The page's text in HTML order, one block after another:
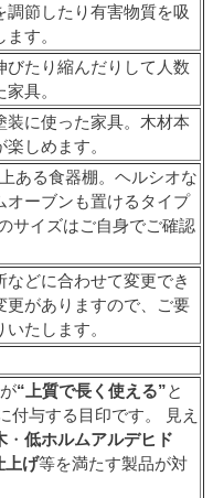
節したり有害物質を吸
す。
びたり縮んだりして人数
具。
装に使った家具。木材本
しめます。
ある食器棚。ヘルシオな
オーブンも置けるタイプ
サイズはご自身でご確認
どに合わせて変更でき
更がありますので、ご要
たします。
“上質で長く使える”と
付与する目印です。 見え
・ 低ホルムアルデヒド
上げ等を満たす製品が対